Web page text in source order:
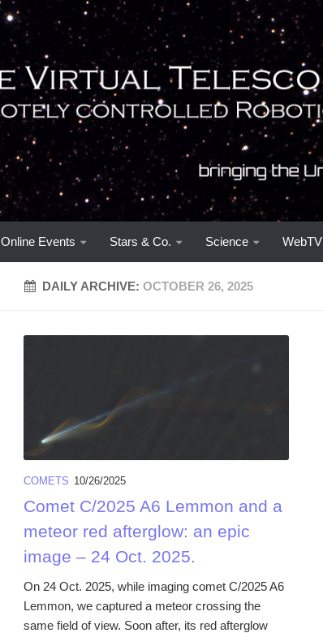
Online Events Stars & Co. Science WebTV
DAILY ARCHIVE:OCTOBER 26, 2025
COMETS 10/26/2025
Comet C/2025 A6 Lemmon and a
meteor red afterglow: an epic
image – 24 Oct. 2025.
On 24 Oct. 2025, while imaging comet C/2025 A6
Lemmon, we captured a meteor crossing the
same field of view. Soon after, its red afterglow